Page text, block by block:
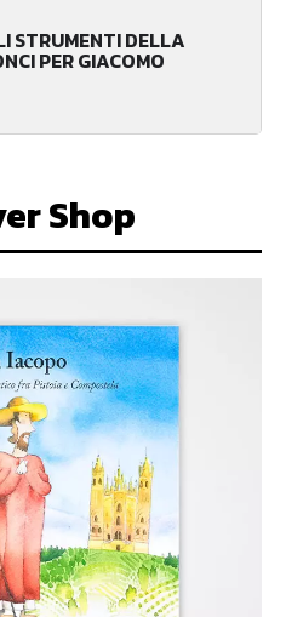
STRUMENTI DELLA
PER GIACOMO
Shop